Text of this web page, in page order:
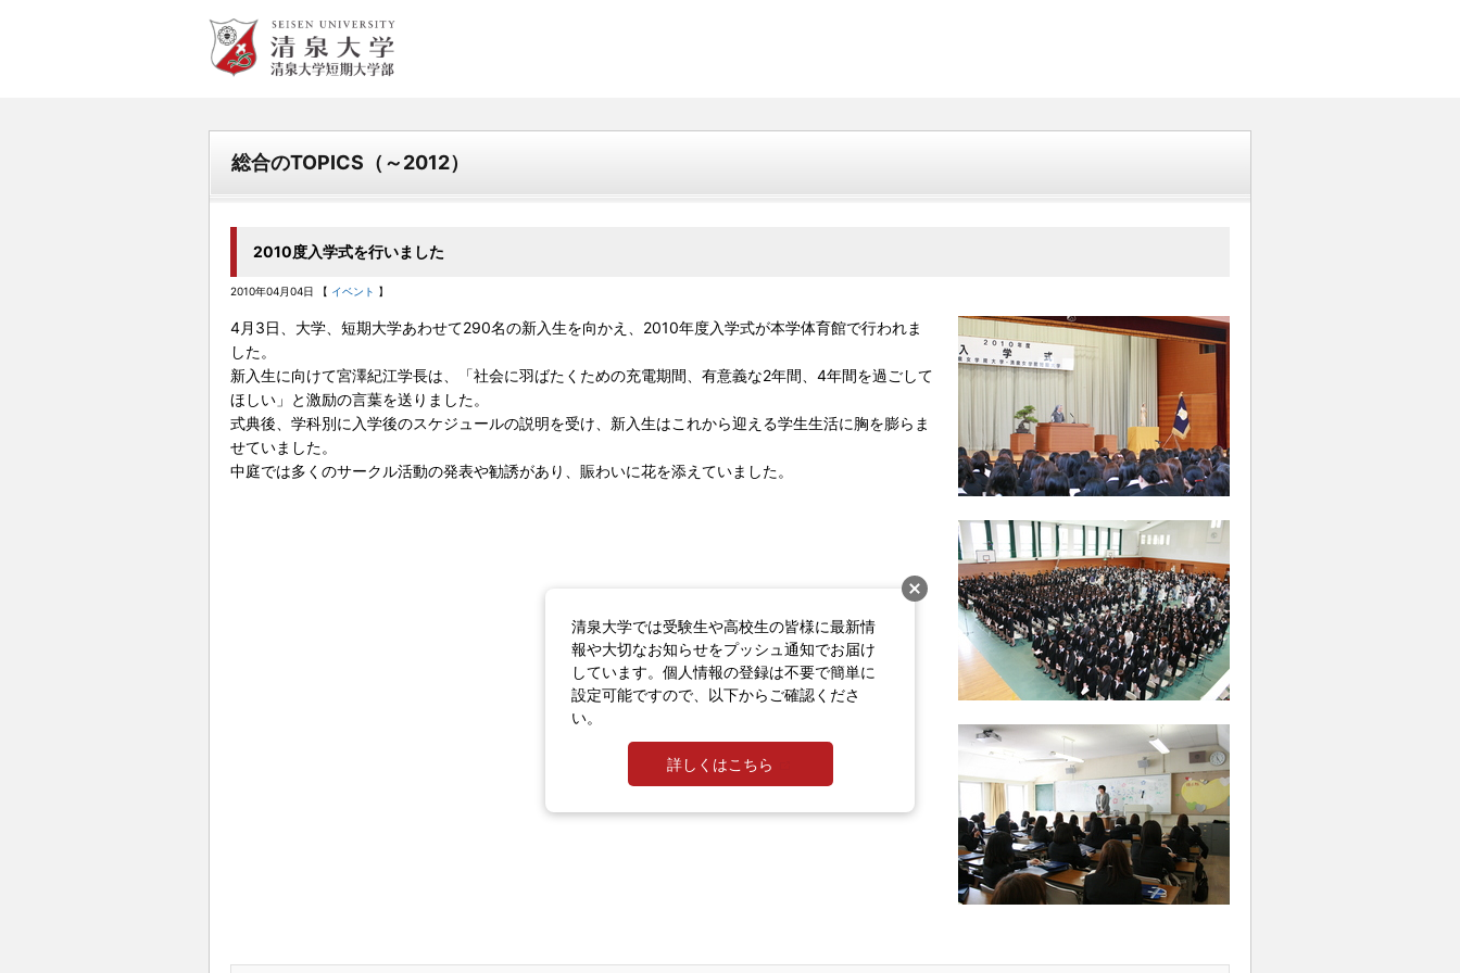
総合のTOPICS（～2012）
2010度入学式を行いました
2010年04月04日 【 イベント 】
4月3日、大学、短期大学あわせて290名の新入生を向かえ、2010年度入学式が本学体育館で行われま
した。
新入生に向けて宮澤紀江学長は、「社会に羽ばたくための充電期間、有意義な2年間、4年間を過ごして
ほしい」と激励の言葉を送りました。
式典後、学科別に入学後のスケジュールの説明を受け、新入生はこれから迎える学生生活に胸を膨らま
せていました。
中庭では多くのサークル活動の発表や勧誘があり、賑わいに花を添えていました。
清泉大学では受験生や高校生の皆様に最新情
報や大切なお知らせをプッシュ通知でお届け
しています。個人情報の登録は不要で簡単に
設定可能ですので、以下からご確認くださ
い。
詳しくはこちら